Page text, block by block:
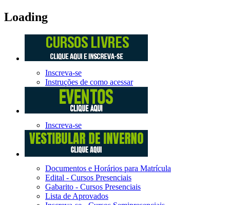
Loading
Inscreva-se
Instruções de como acessar
Inscreva-se
Documentos e Horários para Matrícula
Edital - Cursos Presenciais
Gabarito - Cursos Presenciais
Lista de Aprovados